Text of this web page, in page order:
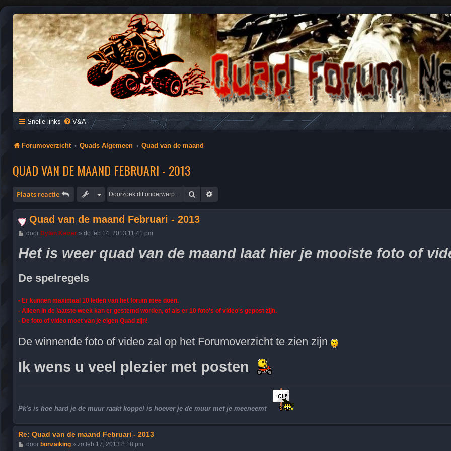
QUAD FORUM NEDERLAND
Het Quad Forum van Nederland en Vlaanderen, voor al je vragen en antwoorden over Quads en ATV's.
Snelle links V&A
Forumoverzicht Quads Algemeen Quad van de maand
QUAD VAN DE MAAND FEBRUARI - 2013
Plaats reactie Zoek
Quad van de maand Februari - 2013
B
i
c
t
door Dylan Keizer» do feb 14, 2013 11:41 pm
Het is weer quad van de maand laat hier je mooiste foto of
De spelregels
- Er kunnen maximaal 10 leden van het forum mee doen.
- Alleen in de laatste week kan er gestemd worden, of als er 10 foto's of video's gepost zijn.
- De foto of video moet van je eigen Quad zijn!
De winnende foto of video zal op het Forumoverzicht te zien zijn
Ik wens u veel plezier met posten
Pk's is hoe hard je de muur raakt koppel is hoever je de muur met je meeneemt
Re: Quad van de maand Februari - 2013
Bdoor bonzaiking» zo feb 17, 2013 8:18 pm